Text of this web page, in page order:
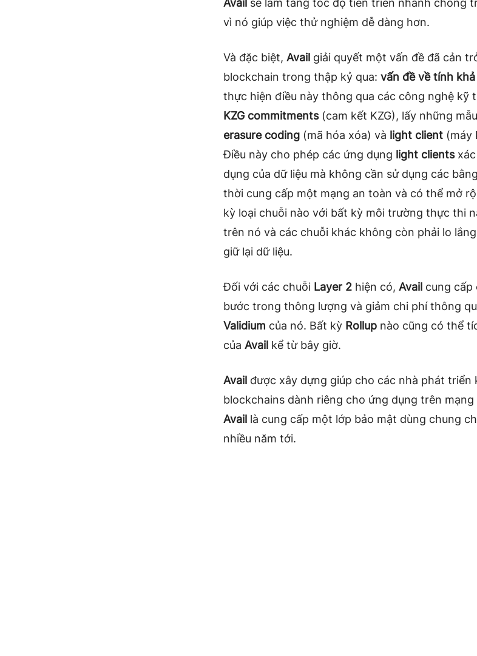
Avail sẽ làm tăng tốc độ tiến triển nhanh chóng
vì nó giúp việc thử nghiệm dễ dàng hơn.
Và đặc biệt, Avail giải quyết một vấn đề đã cản
blockchain trong thập kỷ qua: vấn đề về tính
thực hiện điều này thông qua các công nghệ kỹ
KZG commitments(cam kết KZG), lấy những
erasure coding (mã hóa xóa) và light client (máy
Điều này cho phép các ứng dụng light clientsxác
dụng của dữ liệu mà không cần sử dụng các
thời cung cấp một mạng an toàn và có thể mở
kỳ loại chuỗi nào với bất kỳ môi trường thực thi
trên nó và các chuỗi khác không còn phải lo
giữ lại dữ liệu.
Đối với các chuỗi Layer 2 hiện có, Avail cung cấp
bước trong thông lượng và giảm chi phí thông
Validium của nó. Bất kỳ Rollup nào cũng có thể
của Avail kể từ bây giờ.
Avail được xây dựng giúp cho các nhà phát triển
blockchains dành riêng cho ứng dụng trên mạng
Avail là cung cấp một lớp bảo mật dùng chung
nhiều năm tới.